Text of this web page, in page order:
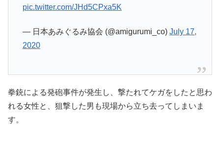
pic.twitter.com/JHd5CPxa5K
— 日本あみぐるみ協会 (@amigurumi_co) July 17,
2020
拳銃による発砲事件が発生し、撃たれてケガをしたと思わ
れる女性と、狙撃した男も現場から立ち去ってしまいま
す。